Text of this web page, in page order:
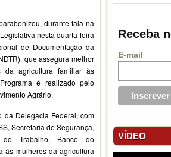
durante fala na
nesta quarta-feira
de Documentação da
que assegura melhor
da agricultura familiar às
é realizado pelo
Agrário.
da Delegacia Federal, com
Secretaria de Segurança,
do Trabalho, Banco do
às mulheres da agricultura
Receba
E-mail
VÍDEO